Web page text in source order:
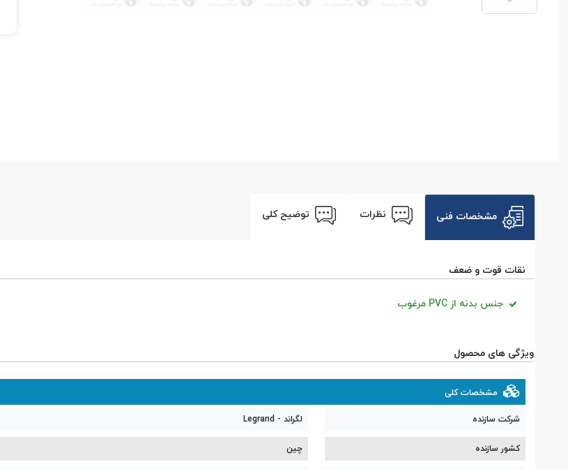
مشخصات فنی نظرات توضیح کلی
نقات قوت و ضعف
جنس بدنه از PVC مرغوب
ویژگی های محصول
مشخصات کلی
شرکت سازنده
لگراند - Legrand
کشور سازنده
چین